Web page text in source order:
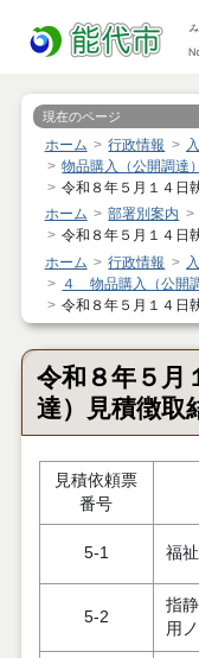
現在のページ
ホーム 行政情報
物品購入（公開調
令和８年５月１４日
ホーム
部署別案内
令和８年５月１４日
ホーム
行政情報
４ 物品購入（公開調
令和８年５月１４日
令和８年５
達）見積徴取
見積依頼票
番号
5-1 福
5-2
指
用